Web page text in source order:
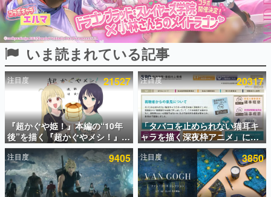
連載・特集一覧
殿堂入り記事
SNS拡散数が数千以上！ ページビュー数万以上！ などな
ど。多くの人々に読まれた、電ファミ渾身の“殿堂入り”記
事をまとめました。
ゲームの企画書
名作ゲームクリエイターの方々に製作時のエピソードをお
聞きし、ヒットする企画（ゲーム）とは何か？を探ってい
きます。
赫本
この物語を解いてはいけない。『赫本』は、〈試験問題〉
の形をした短編ホラー小説集です。
いま読まれている記事
注目度 21527
『超かぐや姫！』本編の“10年
後”を描く『超かぐやメシ！』
Web連載決定。新たなWebマン
ガレーベル「ビビビコミック」
にて特別話が掲載スタート、あ
のお話には…まだ続きがある！
注目度 20317
「タバコを止められない猫耳キ
ャラを描く深夜枠アニメ」に視
聴者の一部から批判意見。違法
薬物の使用と思しき描写も含め
て、BPOが議論を交わす
注目度 9405 注目度 3850